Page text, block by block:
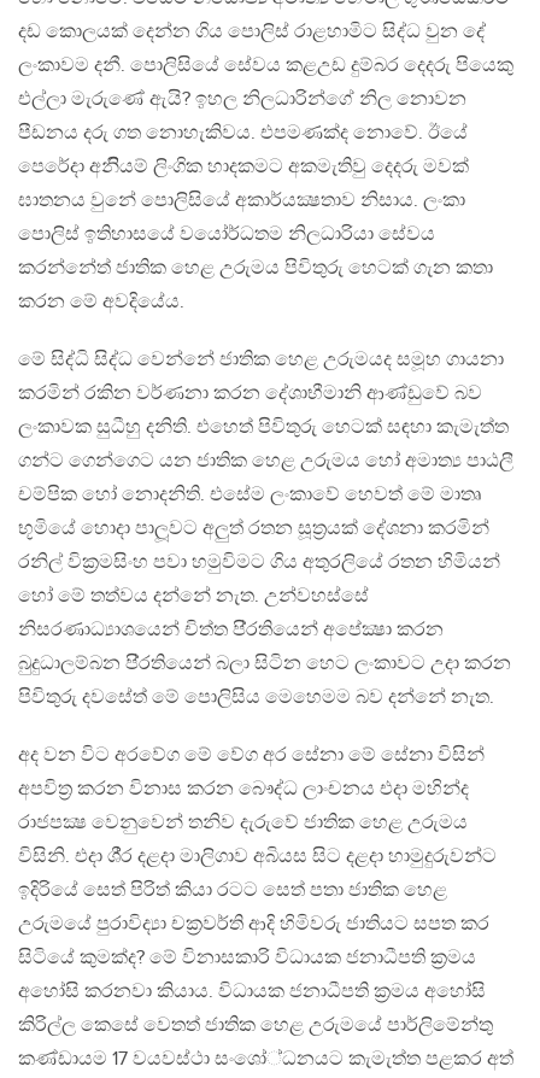
දඩ කොලයක් දෙන්න ගිය පොලිස් රාළහාමිට සිද්ධ වුන දේ
ලංකාවම දනී. පොලිසියේ සේවය කළඋඩ දුම්බර දෙදරු පියෙකු
එල්ලා මැරුණේ ඇයි? ඉහල නිලධාරින්ගේ නිල නොවන
පීඩනය දරු ගත නොහැකිවය. එපමණක්ද නොවේ. ඊයේ
පෙරේදා අනිියම් ලිංගික හාදකමට අකමැතිවු දෙදරු මවක්
ඝාතනය වුනේ පොලිසියේ අකාර්යක්‍ෂතාව නිසාය. ලංකා
පොලිස් ඉතිහාසයේ වයෝර්ධතම නිලධාරියා සේවය
කරන්නේත් ජාතික හෙළ උරුමය පිවිතුරු හෙටක් ගැන කතා
කරන මේ අවදියේය.
මේ සිද්ධි සිද්ධ වෙන්නේ ජාතික හෙළ උරුමයද සමූහ ගායනා
කරමින් රකින වර්ණනා කරන දේශාභීමානි ආණ්ඩුවේ බව
ලංකාවක සුධීහු දනිති. එහෙත් පිවිතුරු හෙටක් සඳහා කැමැත්ත
ගන්ට ගෙන්ගෙට යන ජාතික හෙළ උරුමය හෝ අමාත්‍ය පාඨලී
චම්පික හෝ නොදනිති. එසේම ලංකාවේ හෙවත් මේ මාතෘ
භූමියේ හොදා පාලූවට අලුත් රතන සූත‍්‍රයක් දේශනා කරමින්
රනිල් වික‍්‍රමසිංහ පවා හමුවිමට ගිය අතුරලියේ රතන හිමියන්
හෝ මේ තත්වය දන්නේ නැත. උන්වහස්සේ
නිසරණාධ්‍යාශයෙන් චිත්ත පි‍්‍රතියෙන් අපේක්‍ෂා කරන
බුදුධාලම්බන පි‍්‍රතියෙන් බලා සිටින හෙට ලංකාවට උදා කරන
පිවිතුරු දවසේත් මේ පොලිසිය මෙහෙමම බව දන්නේ නැත.
අද වන විට අරවේග මේ වේග අර සේනා මේ සේනා විසින්
අපවිත‍්‍ර කරන විනාස කරන බෞද්ධ ලාංචනය එදා මහින්ද
රාජපක්‍ෂ වෙනුවෙන් තනිව දැරුවේ ජාතික හෙළ උරුමය
විසිනි. එදා ශී‍්‍ර දළදා මාලිගාව අබියස සිට දළදා හාමුදුරුවන්ට
ඉදිරියේ සෙත් පිරිත් කියා රටට සෙත් පතා ජාතික හෙළ
උරුමයේ පුරාවිද්‍යා චක‍්‍රවර්ති ආදි හිමිවරු ජාතියට සපත කර
සිටියේ කුමක්ද? මේ විනාසකාරි විධායක ජනාධීපති ක‍්‍රමය
අහෝසි කරනවා කියාය. විධායක ජනාධීපති ක‍්‍රමය අහෝසි
කිරිල්ල කෙසේ වෙතත් ජාතික හෙළ උරුමයේ පාර්ලිමේන්තු
කණ්ඩායම 17 වයවස්ථා සංශෝ්ධනයට කැමැත්ත පළකර අත්